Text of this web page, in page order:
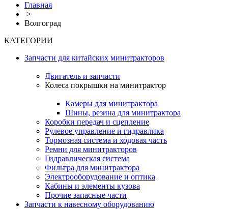
Главная
>
Волгоград
КАТЕГОРИИ
Запчасти для китайских минитракторов
Двигатель и запчасти
Колеса покрышки на минитрактор
Камеры для минитрактора
Шины, резина для минитрактора
Коробки передач и сцепление
Рулевое управление и гидравлика
Тормозная система и ходовая часть
Ремни для минитракторов
Гидравлическая система
Фильтра для минитрактора
Электрооборудование и оптика
Кабины и элементы кузова
Прочие запасные части
Запчасти к навесному оборудованию